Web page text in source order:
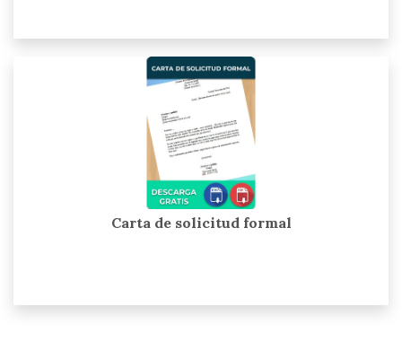
Carta de solicitud formal